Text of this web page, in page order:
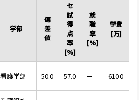
学部
偏
差
値
セ
試
得
点
率
[%]
就
職
率
[%]
学費
[万]
看護学部 50.0 57.0 ー 610.0